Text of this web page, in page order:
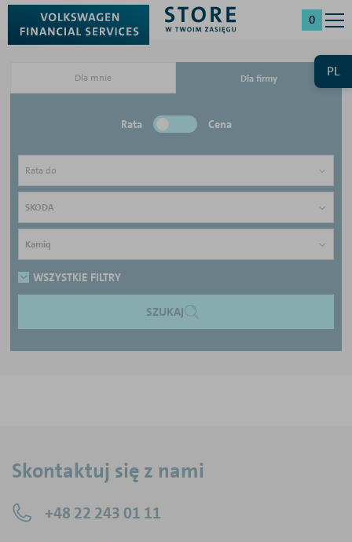
PL
0
Dla mnie Dla firmy
Rata Cena
Rata do
SKODA
Kamiq
WSZYSTKIE FILTRY
SZUKAJ
Skontaktuj się z nami
+48 22 243 01 11